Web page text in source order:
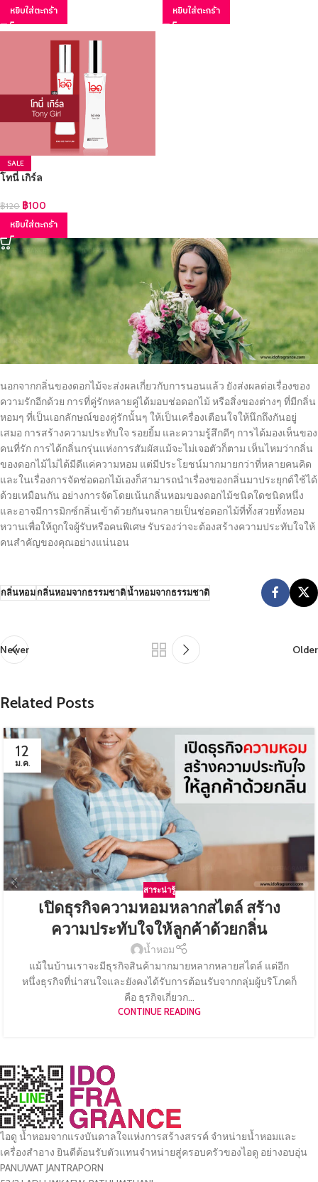
หยิบใส่ตะกร้า หยิบใส่ตะกร้า
SALE
โทนี่ เกิร์ล
฿120 ฿100
หยิบใส่ตะกร้า
นอกจากกลิ่นของดอกไม้จะส่งผลเกี่ยวกับการนอนแล้ว ยังส่งผลต่อเรื่องของ
ความรักอีกด้วย การที่คู่รักหลายคู่ได้มอบช่อดอกไม้ หรือสิ่งของต่างๆ ที่มีกลิ่น
หอมๆ ที่เป็นเอกลักษณ์ของคู่รักนั้นๆ ให้เป็นเครื่องเตือนใจให้นึกถึงกันอยู่
เสมอ การสร้างความประทับใจ รอยยิ้ม และความรู้สึกดีๆ การได้มองเห็นของ
คนที่รัก การได้กลิ่นกรุ่นแห่งการสัมผัสแม้จะไม่เจอตัวก็ตาม เห็นไหมว่ากลิ่น
ของดอกไม้ไม่ได้มีดีแค่ความหอม แต่มีประโยชน์มากมายกว่าที่หลายคนคิด
และในเรื่องการจัดช่อดอกไม้เองก็สามารถนำเรื่องของกลิ่นมาประยุกต์ใช้ได้
ด้วยเหมือนกัน อย่างการจัดโดยเน้นกลิ่นหอมของดอกไม้ชนิดใดชนิดหนึ่ง
และอาจมีการมิกซ์กลิ่นเข้าด้วยกันจนกลายเป็นช่อดอกไม้ที่ทั้งสวยทั้งหอม
หวานเพื่อให้ถูกใจผู้รับหรือคนพิเศษ รับรองว่าจะต้องสร้างความประทับใจให้
คนสำคัญของคุณอย่างแน่นอน
กลิ่นหอมกลิ่นหอมจากธรรมชาติน้ำหอมจากธรรมชาติ
Newer Older
Related Posts
12
ม.ค.
สาระน่ารู้
เปิดธุรกิจความหอมหลากสไตล์ สร้าง
ความประทับใจให้ลูกค้าด้วยกลิ่น
น้ำหอม
แม้ในบ้านเราจะมีธุรกิจสินค้ามากมายหลากหลายสไตล์ แต่อีก
หนึ่งธุรกิจที่น่าสนใจและยังคงได้รับการต้อนรับจากกลุ่มผู้บริโภคก็
คือ ธุรกิจเกี่ยวก...
CONTINUE READING
ไอดู น้ำหอมจากแรงบันดาลใจแห่งการสร้างสรรค์ จำหน่ายน้ำหอมและ
เครื่องสำอาง ยินดีต้อนรับตัวแทนจำหน่ายสู่ครอบครัวของไอดู อย่างอบอุ่น
PANUWAT JANTRAPORN